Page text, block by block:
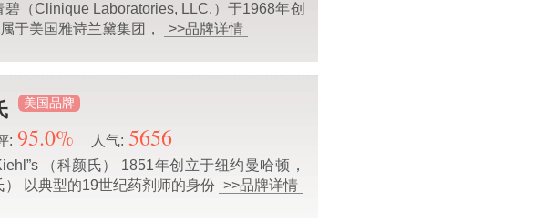
碧（Clinique Laboratories, LLC.）于1968年创
于美国雅诗兰黛集团，
>>品牌详情
美国品牌
: 95.0% 人气: 5656
（科颜氏） 1851年创立于纽约曼哈顿，
） 以典型的19世纪药剂师的身份 >>品牌详情